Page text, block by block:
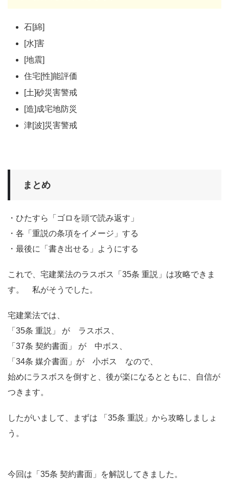
石[綿]
[水]害
[地震]
住宅[性]能評価
[土]砂災害警戒
[造]成宅地防災
津[波]災害警戒
まとめ
・ひたすら「ゴロを頭で読み返す」
・各「重説の条項をイメージ」する
・最後に「書き出せる」ようにする
これで、宅建業法のラスボス「35条 重説」は攻略できま
す。 私がそうでした。
宅建業法では、
「35条 重説」 が ラスボス、
「37条 契約書面」 が 中ボス、
「34条 媒介書面」が 小ボス なので、
始めにラスボスを倒すと、後が楽になるとともに、自信が
つきます。
したがいまして、まずは 「35条 重説」から攻略しましょ
う。
今回は「35条 契約書面」を解説してきました。